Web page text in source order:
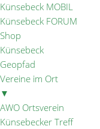
Künsebeck MOBIL
Künsebeck FORUM
Shop
Künsebeck
Geopfad
Vereine im Ort
▼
AWO Ortsverein
Künsebecker Treff